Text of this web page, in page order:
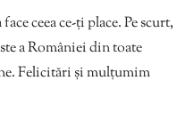
ceea ce-ți place. Pe scurt,
a României din toate
Felicitări și mulțumim